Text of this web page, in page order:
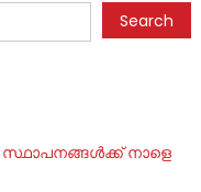
Search
സ്ഥാപനങ്ങൾക്ക് നാളെ